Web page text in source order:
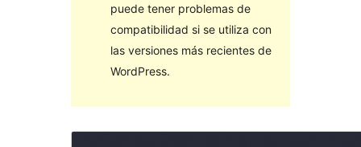
puede tener problemas de
compatibilidad si se utiliza con
las versiones más recientes de
WordPress.